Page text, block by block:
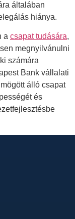
általában
hiánya.
a csapat tudására,
megnyilvánulni
számára
Bank vállalati
álló csapat
és